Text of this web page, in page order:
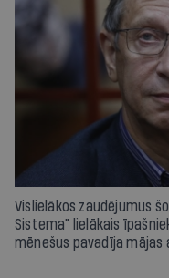
Vislielākos zaudējumus
Sistema" lielākais
mēnešus pavadīja mājas